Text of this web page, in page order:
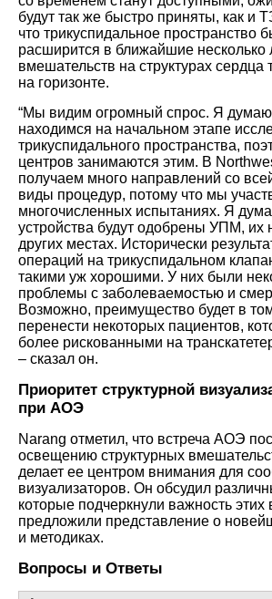
будут так же быстро приняты, как и
что трикуспидальное пространство
расширится в ближайшие несколько
вмешательств на структурах сердца
на горизонте.
“Мы видим огромный спрос. Я
находимся на начальном этапе
трикуспидального пространства,
центров занимаются этим. В
получаем много направлений со
виды процедур, потому что мы
многочисленных испытаниях. Я
устройства будут одобрены УПМ, их
других местах. Исторически
операций на трикуспидальном
такими уж хорошими. У них были
проблемы с заболеваемостью и
Возможно, преимущество будет в
перенести некоторых пациентов,
более рискованными на
– сказал он.
Приоритет структурной
при АОЭ
Narang отметил, что встреча АОЭ
освещению структурных
делает ее центром внимания для
визуализаторов. Он обсудил
которые подчеркнули важность этих
предложили представление о
и методиках.
Вопросы и Ответы